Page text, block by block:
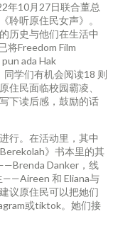
年10月27日联合董总
聆听原住民女声》。
历史与他们在生活中
将Freedom Film
ada Hak
学们有机会阅读18 则
住民面临校园霸凌、
下读后感，鼓励的话
。在活动里，其中
》书本里的其
Danker，线
——Aireen 和 Eliana与
议原住民可以把她们
或tiktok。她们接